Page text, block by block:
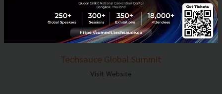
Techsauce Services
Privacy Policy
ส่งบทความ
Techsauce Global Summit
Visit Website